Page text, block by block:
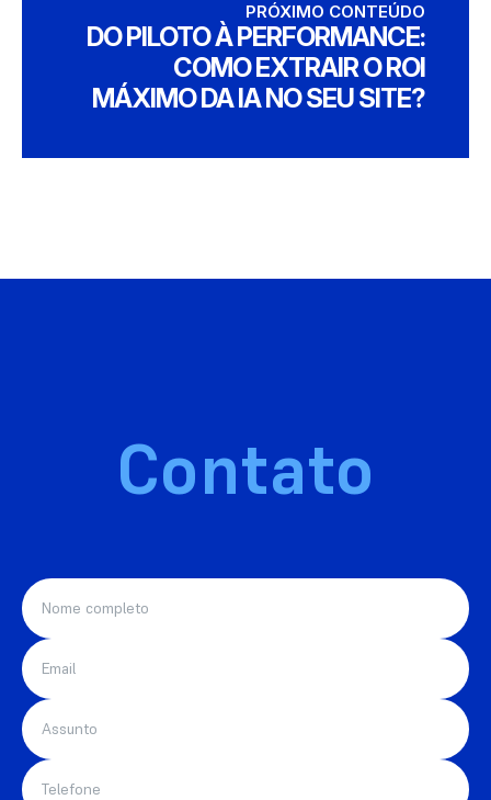
PRÓXIMO CONTEÚDO
DO PILOTO À PERFORMANCE:
COMO EXTRAIR O ROI
MÁXIMO DA IA NO SEU SITE?
Contato